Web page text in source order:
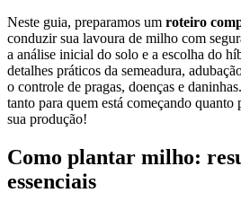
Neste guia, preparamos um roteiro
conduzir sua lavoura de milho com
a análise inicial do solo e a escolha do
detalhes práticos da semeadura,
o controle de pragas, doenças e
tanto para quem está começando quanto
sua produção!
Como plantar milho:
essenciais